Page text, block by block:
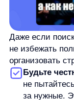
Дайте
с
Лидеры рынка,
на странице
не только
но и
основанную на